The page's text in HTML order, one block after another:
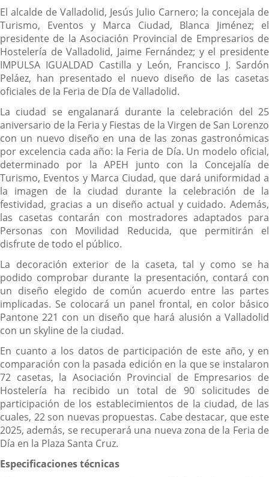
El alcalde de Valladolid, Jesús Julio Carnero; la concejala de
Turismo, Eventos y Marca Ciudad, Blanca Jiménez; el
presidente de la Asociación Provincial de Empresarios de
Hostelería de Valladolid, Jaime Fernández; y el presidente
IMPULSA IGUALDAD Castilla y León, Francisco J. Sardón
Peláez, han presentado el nuevo diseño de las casetas
oficiales de la Feria de Día de Valladolid.
La ciudad se engalanará durante la celebración del 25
aniversario de la Feria y Fiestas de la Virgen de San Lorenzo
con un nuevo diseño en una de las zonas gastronómicas
por excelencia cada año: la Feria de Día. Un modelo oficial,
determinado por la APEH junto con la Concejalía de
Turismo, Eventos y Marca Ciudad, que dará uniformidad a
la imagen de la ciudad durante la celebración de la
festividad, gracias a un diseño actual y cuidado. Además,
las casetas contarán con mostradores adaptados para
Personas con Movilidad Reducida, que permitirán el
disfrute de todo el público.
La decoración exterior de la caseta, tal y como se ha
podido comprobar durante la presentación, contará con
un diseño elegido de común acuerdo entre las partes
implicadas. Se colocará un panel frontal, en color básico
Pantone 221 con un diseño que hará alusión a Valladolid
con un skyline de la ciudad.
En cuanto a los datos de participación de este año, y en
comparación con la pasada edición en la que se instalaron
72 casetas, la Asociación Provincial de Empresarios de
Hostelería ha recibido un total de 90 solicitudes de
participación de los establecimientos de la ciudad, de las
cuales, 22 son nuevas propuestas. Cabe destacar, que este
2025, además, se recuperará una nueva zona de la Feria de
Día en la Plaza Santa Cruz.
Especificaciones técnicas